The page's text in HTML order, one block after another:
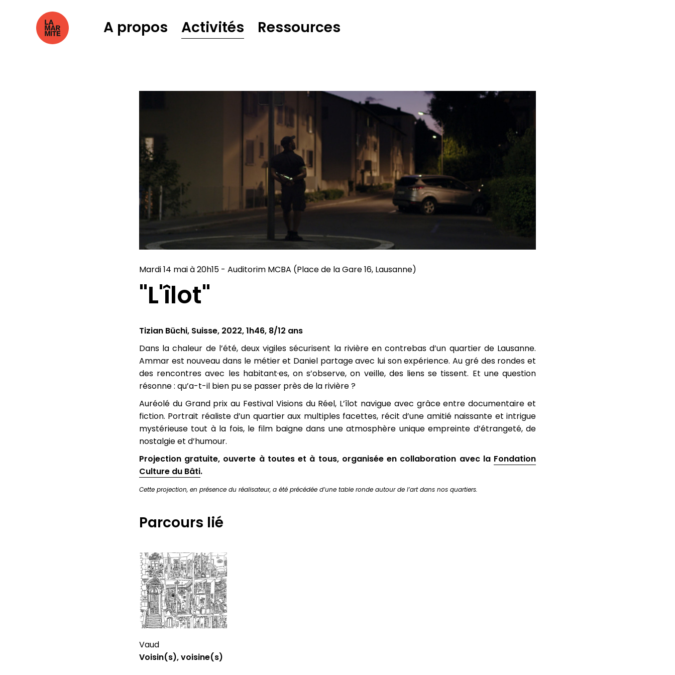
Mardi 14 mai à 20h15 - Auditorim MCBA (Place de la Gare 16, Lausanne)
"L'îlot"
Tizian Büchi, Suisse, 2022, 1h46, 8/12 ans
Dans la chaleur de l’été, deux vigiles sécurisent la rivière en contrebas d’un quartier de Lausanne.
Ammar est nouveau dans le métier et Daniel partage avec lui son expérience. Au gré des rondes et
des rencontres avec les habitant·es, on s’observe, on veille, des liens se tissent. Et une question
résonne : qu’a-t-il bien pu se passer près de la rivière ?
Auréolé du Grand prix au Festival Visions du Réel, L’îlot navigue avec grâce entre documentaire et
fiction. Portrait réaliste d’un quartier aux multiples facettes, récit d’une amitié naissante et intrigue
mystérieuse tout à la fois, le film baigne dans une atmosphère unique empreinte d’étrangeté, de
nostalgie et d’humour.
Projection gratuite, ouverte à toutes et à tous, organisée en collaboration avec la Fondation
Culture du Bâti.
Cette projection, en présence du réalisateur, a été précédée d’une table ronde autour de l’art dans nos quartiers.
Parcours lié
Vaud
Voisin(s), voisine(s)
A propos Activités Ressources